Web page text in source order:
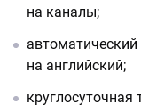
на каналы;
на английский;
круглосуточная